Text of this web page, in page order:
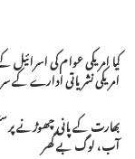
کیا امریکی عوام کی
امریکی نشریاتی ادارے کے
بھارت کے پانی چھوڑنے پر
آب، لوگ بے گھر